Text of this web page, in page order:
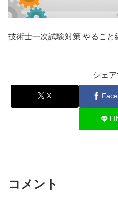
技術士一次試験対策 やること
シェ
X
コメント